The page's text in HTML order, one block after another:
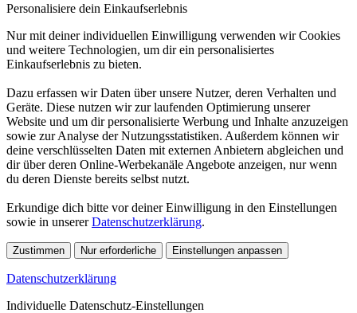
Personalisiere dein Einkaufserlebnis
Nur mit deiner individuellen Einwilligung verwenden wir Cookies
und weitere Technologien, um dir ein personalisiertes
Einkaufserlebnis zu bieten.
Dazu erfassen wir Daten über unsere Nutzer, deren Verhalten und
Geräte. Diese nutzen wir zur laufenden Optimierung unserer
Website und um dir personalisierte Werbung und Inhalte anzuzeigen
sowie zur Analyse der Nutzungsstatistiken. Außerdem können wir
deine verschlüsselten Daten mit externen Anbietern abgleichen und
dir über deren Online-Werbekanäle Angebote anzeigen, nur wenn
du deren Dienste bereits selbst nutzt.
Erkundige dich bitte vor deiner Einwilligung in den Einstellungen
sowie in unsererDatenschutzerklärung.
Zustimmen Nur erforderliche Einstellungen anpassen
Datenschutzerklärung
Individuelle Datenschutz-Einstellungen